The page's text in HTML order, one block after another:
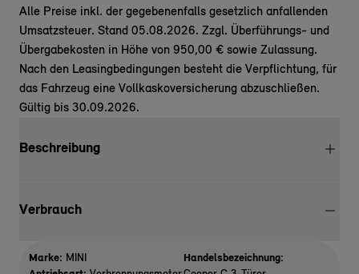
Alle Preise inkl. der gegebenenfalls gesetzlich anfallenden
Umsatzsteuer. Stand 05.08.2026. Zzgl. Überführungs- und
Übergabekosten in Höhe von 950,00 € sowie Zulassung.
Nach den Leasingbedingungen besteht die Verpflichtung, für
das Fahrzeug eine Vollkaskoversicherung abzuschließen.
Gültig bis 30.09.2026.
Beschreibung
Verbrauch
Marke: MINI
Handelsbezeichnung: